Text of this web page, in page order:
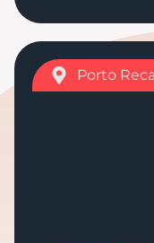
Porto